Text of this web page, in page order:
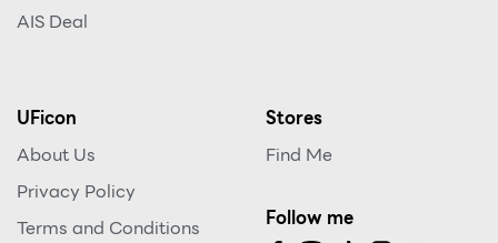
AIS Deal
UFicon
About Us
Privacy Policy
Terms and Conditions
Stores
Find Me
Follow me